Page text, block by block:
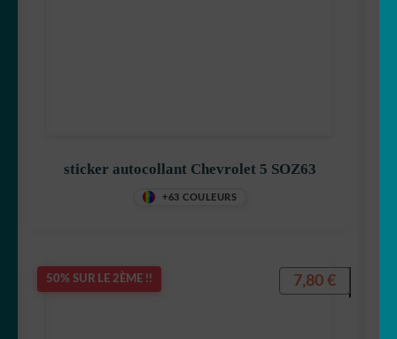
sticker autocollant Chevrolet 5 SOZ63
+63 COULEURS
50% SUR LE 2ÈME !! 7,80 €